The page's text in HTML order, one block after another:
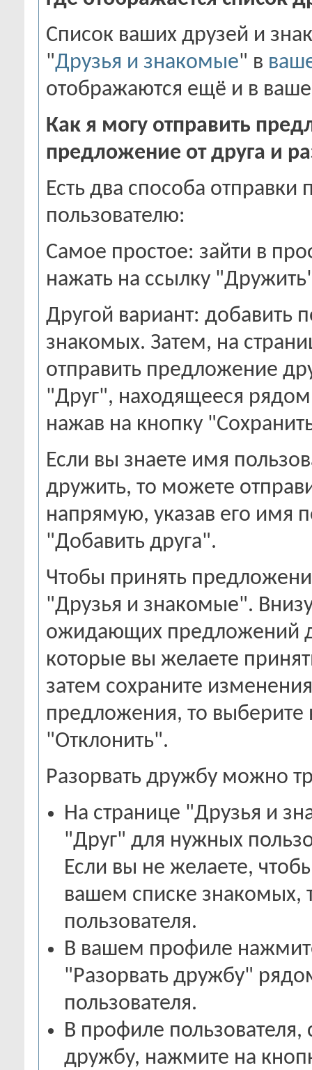
Список ваших друзей и
"Друзья и знакомые" в
отображаются ещё и в
Как я могу отправить
предложение от друга и
Есть два способа
пользователю:
Самое простое: зайти в
нажать на ссылку
Другой вариант: добавить
знакомых. Затем, на
отправить предложение
"Друг", находящееся
нажав на кнопку
Если вы знаете имя
дружить, то можете
напрямую, указав его имя
"Добавить друга".
Чтобы принять
"Друзья и знакомые".
ожидающих предложений
которые вы желаете
затем сохраните
предложения, то
"Отклонить".
Разорвать дружбу можно
На странице "Друзья и
"Друг" для нужных
Если вы не желаете,
вашем списке знакомых,
пользователя.
В вашем профиле
"Разорвать дружбу"
пользователя.
В профиле
дружбу, нажмите на